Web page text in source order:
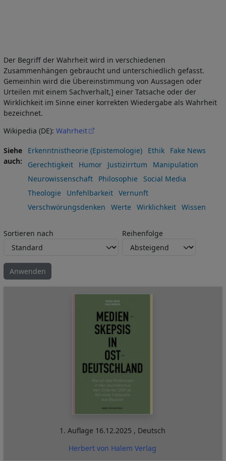
Der Begriff der Wahrheit wird in verschiedenen
Zusammenhängen gebraucht und unterschiedlich gefasst.
Gemeinhin wird die Übereinstimmung von Aussagen oder
Urteilen mit einem Sachverhalt,] einer Tatsache oder der
Wirklichkeit im Sinne einer korrekten Wiedergabe als Wahrheit
bezeichnet.
Wikipedia (DE): Wahrheit
Siehe
auch
Erkenntnistheorie (Epistemologie) Ethik
Fake News
Gerechtigkeit
Humor Justizirrtum
Manipulation
Neurowissenschaft
Philosophie
Social Media
Theologie
Unfehlbarkeit
Vernunft
Verschwörungsdenken
Werte Wirklichkeit Wissen
Sortieren nach Reihenfolge
1. Auflage 16.12.2025 , Deutsch
Herbert von Halem Verlag